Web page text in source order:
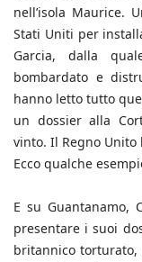
nell’isola Maurice.
Stati Uniti per
Garcia, dalla
bombardato e
hanno letto tutto
un dossier alla
vinto. Il Regno
Ecco qualche
E su Guantanamo,
presentare i suoi
britannico torturato,